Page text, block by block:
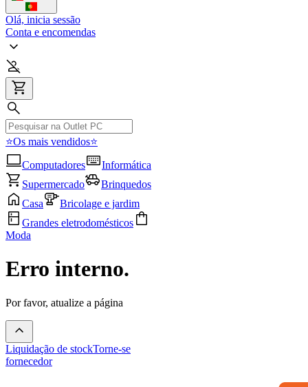
Olá, inicia sessão
Conta e encomendas
⭐Os mais vendidos⭐
Computadores
Informática
Supermercado
Brinquedos
Casa
Bricolage e jardim
Grandes eletrodomésticos
Moda
Erro interno.
Por favor, atualize a página
Liquidação de stockTorne-se
fornecedor